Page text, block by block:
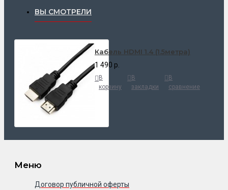
ВЫ СМОТРЕЛИ
Кабель HDMI 1.4 (1.5метра)
1 490 р.
В
корзину
В
закладки
В
сравнение
Меню
Договор публичной оферты